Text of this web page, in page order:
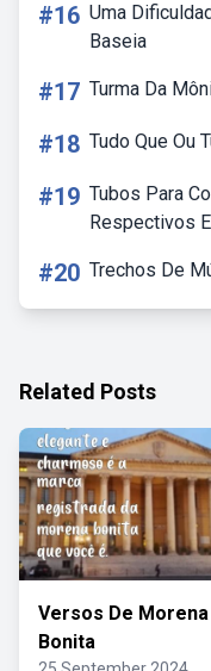
#16 Uma
Baseia
#17 Turma Da
#18 Tudo Que Ou
#19 Tubos Para
Respectivos
#20 Trechos De
Related Posts
Versos De Morena
Bonita